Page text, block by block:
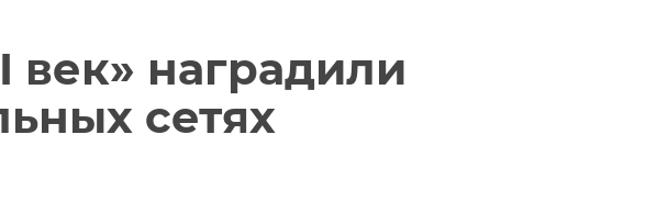
век» наградили
сетях